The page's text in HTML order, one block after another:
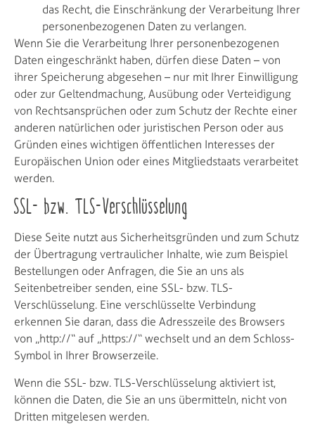
das Recht, die Einschränkung der Verarbeitung Ihrer
personenbezogenen Daten zu verlangen.
Wenn Sie die Verarbeitung Ihrer personenbezogenen
Daten eingeschränkt haben, dürfen diese Daten – von
ihrer Speicherung abgesehen – nur mit Ihrer Einwilligung
oder zur Geltendmachung, Ausübung oder Verteidigung
von Rechtsansprüchen oder zum Schutz der Rechte einer
anderen natürlichen oder juristischen Person oder aus
Gründen eines wichtigen öffentlichen Interesses der
Europäischen Union oder eines Mitgliedstaats verarbeitet
werden.
SSL- bzw. TLS-Verschlüsselung
Diese Seite nutzt aus Sicherheitsgründen und zum Schutz
der Übertragung vertraulicher Inhalte, wie zum Beispiel
Bestellungen oder Anfragen, die Sie an uns als
Seitenbetreiber senden, eine SSL- bzw. TLS-
Verschlüsselung. Eine verschlüsselte Verbindung
erkennen Sie daran, dass die Adresszeile des Browsers
von „http://“ auf „https://“ wechselt und an dem Schloss-
Symbol in Ihrer Browserzeile.
Wenn die SSL- bzw. TLS-Verschlüsselung aktiviert ist,
können die Daten, die Sie an uns übermitteln, nicht von
Dritten mitgelesen werden.